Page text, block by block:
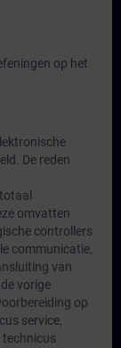
op het
De reden
omvatten
controllers
communicatie,
van
vorige
op
service,
technicus